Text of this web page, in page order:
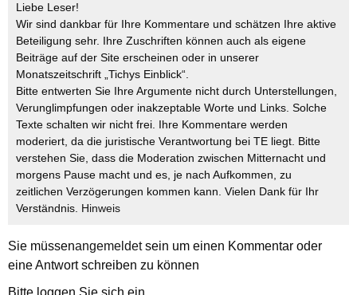
Liebe Leser!
Wir sind dankbar für Ihre Kommentare und schätzen Ihre aktive
Beteiligung sehr. Ihre Zuschriften können auch als eigene
Beiträge auf der Site erscheinen oder in unserer
Monatszeitschrift „Tichys Einblick“.
Bitte entwerten Sie Ihre Argumente nicht durch Unterstellungen,
Verunglimpfungen oder inakzeptable Worte und Links. Solche
Texte schalten wir nicht frei. Ihre Kommentare werden
moderiert, da die juristische Verantwortung bei TE liegt. Bitte
verstehen Sie, dass die Moderation zwischen Mitternacht und
morgens Pause macht und es, je nach Aufkommen, zu
zeitlichen Verzögerungen kommen kann. Vielen Dank für Ihr
Verständnis. Hinweis
Sie müssenangemeldetsein um einen Kommentar oder
eine Antwort schreiben zu können